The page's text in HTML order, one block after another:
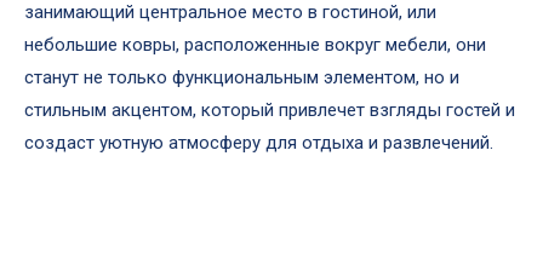
занимающий центральное место в гостиной, или
небольшие ковры, расположенные вокруг мебели, они
станут не только функциональным элементом, но и
стильным акцентом, который привлечет взгляды гостей и
создаст уютную атмосферу для отдыха и развлечений.